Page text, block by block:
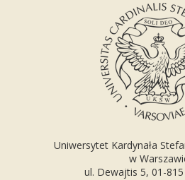
Uniwersytet Kardynała
w
ul. Dewajtis 5, 01-